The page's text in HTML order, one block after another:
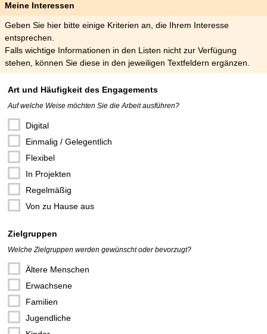
Meine Interessen
Geben Sie hier bitte einige Kriterien an, die Ihrem Interesse
entsprechen.
Falls wichtige Informationen in den Listen nicht zur Verfügung
stehen, können Sie diese in den jeweiligen Textfeldern ergänzen.
Art und Häufigkeit des Engagements
Auf welche Weise möchten Sie die Arbeit ausführen?
Digital
Einmalig / Gelegentlich
Flexibel
In Projekten
Regelmäßig
Von zu Hause aus
Zielgruppen
Welche Zielgruppen werden gewünscht oder bevorzugt?
Ältere Menschen
Erwachsene
Familien
Jugendliche